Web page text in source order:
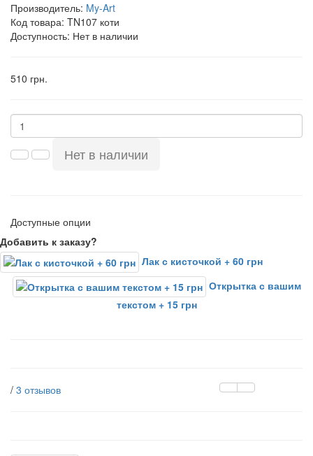
Производитель: My-Art
Код товара: TN107 коти
Доступность: Нет в наличии
510 грн.
Нет в наличии
Доступные опции
Добавить к заказу?
Лак с кисточкой + 60 грн
Открытка с вашим
текстом + 15 грн
/ 3 отзывов